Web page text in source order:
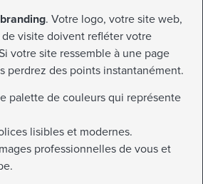
branding. Votre logo, votre site web,
visite doivent refléter votre
votre site ressemble à une page
perdrez des points instantanément.
palette de couleurs qui représente
lisibles et modernes.
professionnelles de vous et